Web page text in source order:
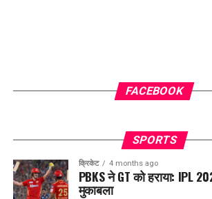
FACEBOOK
SPORTS
क्रिकेट 4 months ago
PBKS ने GT को हराया: IPL
मुकाबला